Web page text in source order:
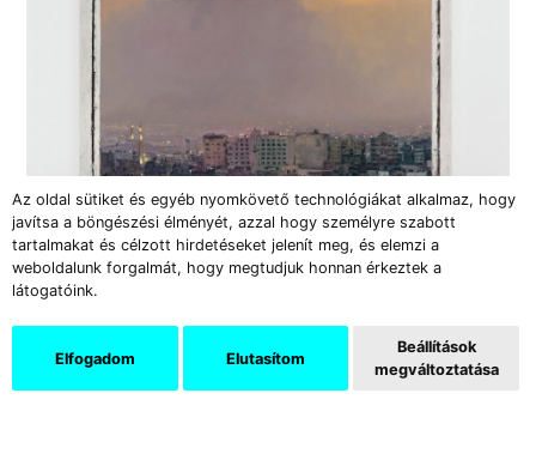
Az oldal sütiket és egyéb nyomkövető technológiákat alkalmaz, hogy
javítsa a böngészési élményét, azzal hogy személyre szabott
tartalmakat és célzott hirdetéseket jelenít meg, és elemzi a
weboldalunk forgalmát, hogy megtudjuk honnan érkeztek a
látogatóink.
Elfogadom Elutasítom
Beállítások
megváltoztatása
Robert Roest
: Barael ╱ 2023 ╱ olaj,